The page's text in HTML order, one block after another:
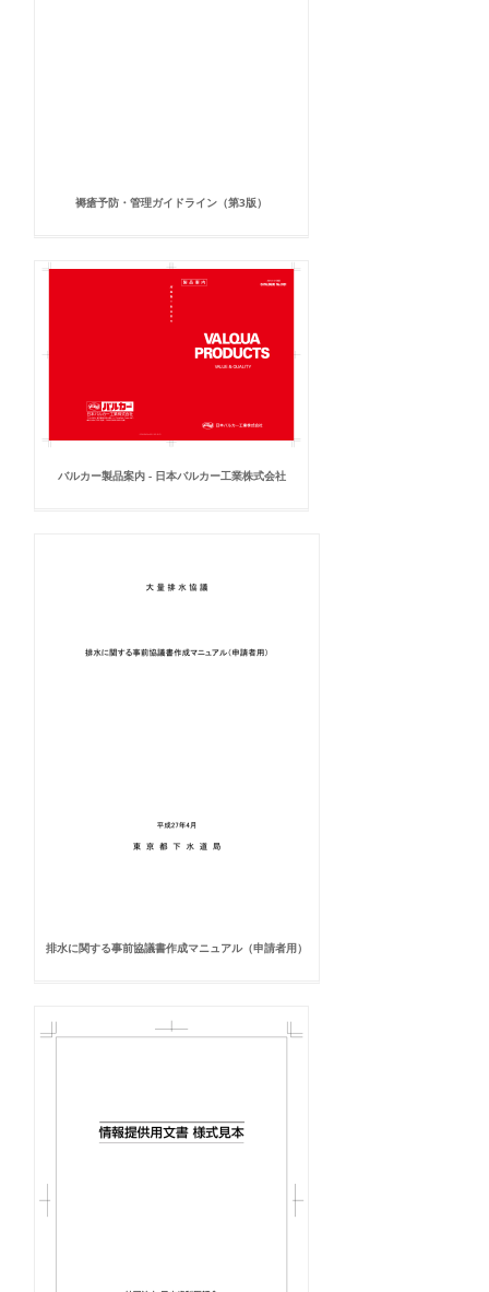
褥瘡予防・管理ガイドライン（第3版）
バルカー製品案内 - 日本バルカー工業株式会社
排水に関する事前協議書作成マニュアル（申請者用）